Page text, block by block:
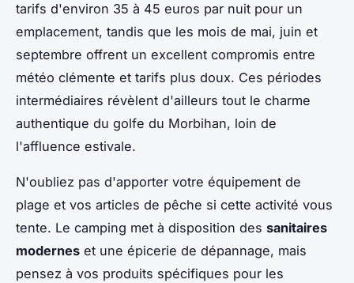
tarifs d'environ 35 à 45 euros par nuit pour un
emplacement, tandis que les mois de mai, juin et
septembre offrent un excellent compromis entre
météo clémente et tarifs plus doux. Ces périodes
intermédiaires révèlent d'ailleurs tout le charme
authentique du golfe du Morbihan, loin de
l'affluence estivale.
N'oubliez pas d'apporter votre équipement de
plage et vos articles de pêche si cette activité vous
tente. Le camping met à disposition des sanitaires
modernes et une épicerie de dépannage, mais
pensez à vos produits spécifiques pour les